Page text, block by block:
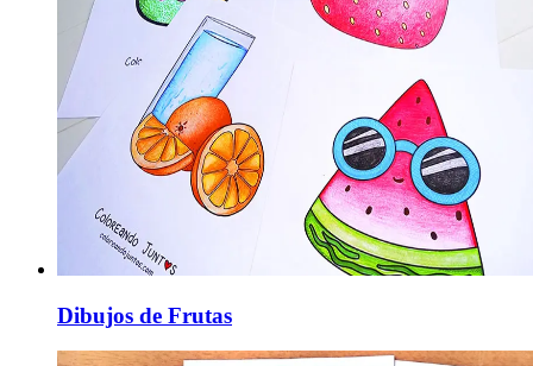
Dibujos de Frutas